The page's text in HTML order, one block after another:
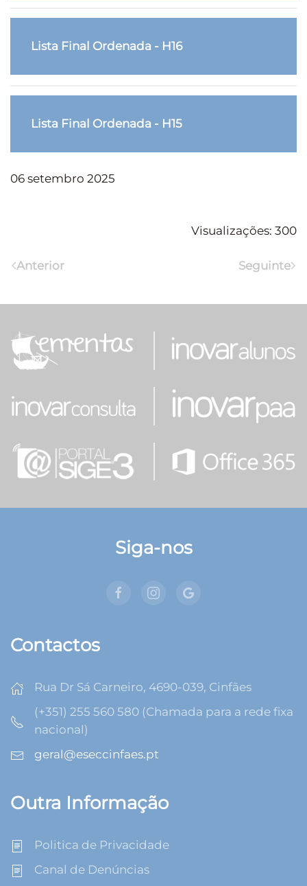
Lista Final Ordenada - H16
Lista Final Ordenada - H15
06 setembro 2025
Visualizações: 300
Anterior Seguinte
Siga-nos
Contactos
Rua Dr Sá Carneiro, 4690-039, Cinfães
(+351) 255 560 580 (Chamada para a rede fixa
nacional)
geral@eseccinfaes.pt
Outra Informação
Politica de Privacidade
Canal de Denúncias